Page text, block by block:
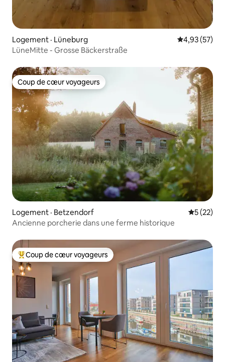
Logement · Lüneburg Note
4,93 (57)
LüneMitte - Grosse Bäckerstraße
Coup de cœur voyageurs
Coup de cœur voyageurs
Logement · Betzendorf Note
5 (22)
Ancienne porcherie dans une ferme historique
Coup de cœur voyageurs parmi les plus aimés
Coup de cœur voyageurs